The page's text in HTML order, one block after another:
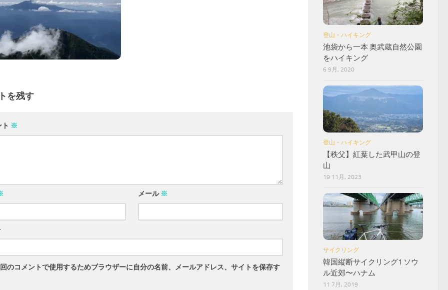
を残す
※
メール ※
のコメントで使用するためブラウザーに自分の名前、メールアドレス、サイトを保存す
登山・ハイキング
池袋から一本 奥武蔵自然公園
をハイキング
6 9月, 2020
登山・ハイキング
【秩父】紅葉した武甲山の登
山
19 11月, 2023
サイクリング
韓国縦断サイクリング1 ソウ
ル近郊〜ハナム
11 7月, 2019